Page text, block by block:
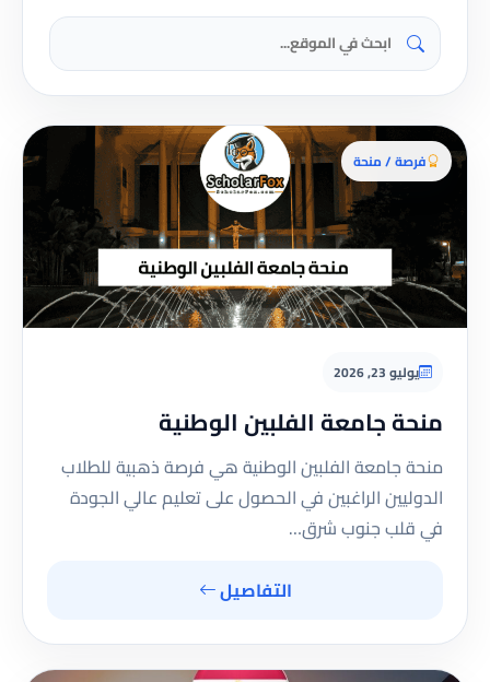
فرصة / منحة
يوليو 23, 2026
منحة جامعة الفلبين الوطنية
منحة جامعة الفلبين الوطنية هي فرصة ذهبية للطلاب
الدوليين الراغبين في الحصول على تعليم عالي الجودة
في قلب جنوب شرق…
التفاصيل